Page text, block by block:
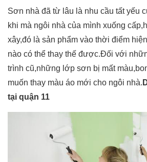
Sơn nhà đã từ lâu là nhu cầu tất yếu
khi mà ngôi nhà của mình xuống
xây,đó là sản phẩm vào thời điểm
nào có thể thay thế được.Đối với
trình cũ,những lớp sơn bị mất
muốn thay màu áo mới cho ngôi nhà.
tại quận 11